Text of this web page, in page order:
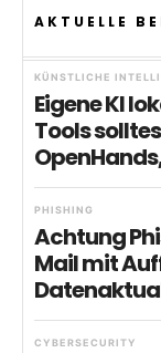
AKTUELLE
KÜNSTLICHE
Eigene KI
Tools
PHISHING
Achtung
Mail mit
CYBERSECURITY